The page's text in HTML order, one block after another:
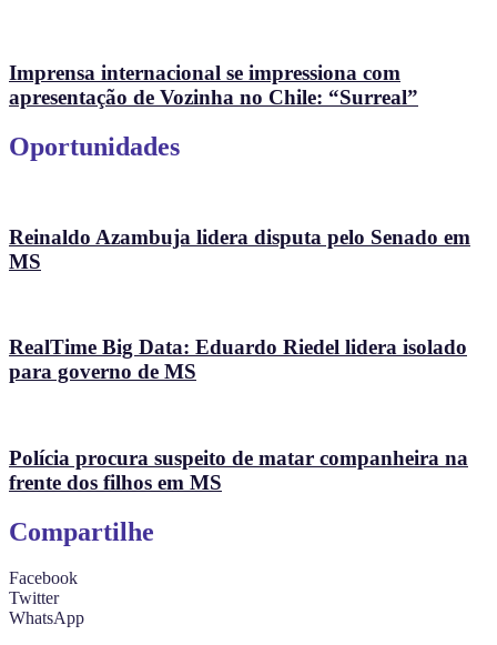
Imprensa internacional se impressiona com
apresentação de Vozinha no Chile: “Surreal”
Oportunidades
Reinaldo Azambuja lidera disputa pelo Senado em
MS
RealTime Big Data: Eduardo Riedel lidera isolado
para governo de MS
Polícia procura suspeito de matar companheira na
frente dos filhos em MS
Compartilhe
Facebook
Twitter
WhatsApp